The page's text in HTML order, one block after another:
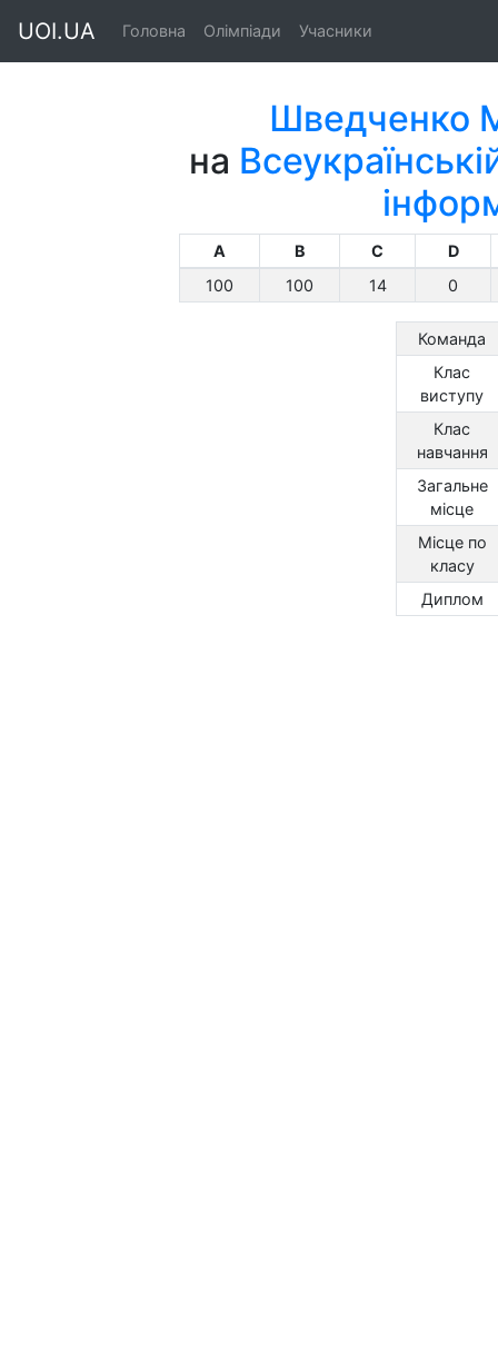
UOI.UA Головна Олімпіади Учасники
Шведченко
на
A B C
D
100
100 14 0
Команда
Клас
виступу
Клас
навчання
Загальне
місце
Місце по
класу
Диплом